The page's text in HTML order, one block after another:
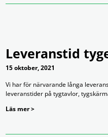
Leveranstid
15 oktober, 2021
Vi har för närvarande långa
leveranstider på tygtavlor,
Läs mer >